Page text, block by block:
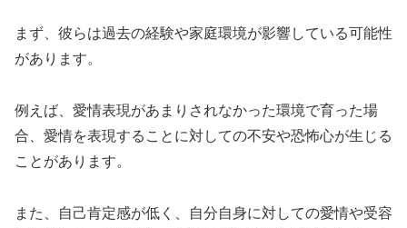
まず、彼らは過去の経験や家庭環境が影響している可能性
があります。
例えば、愛情表現があまりされなかった環境で育った場
合、愛情を表現することに対しての不安や恐怖心が生じる
ことがあります。
また、自己肯定感が低く、自分自身に対しての愛情や受容